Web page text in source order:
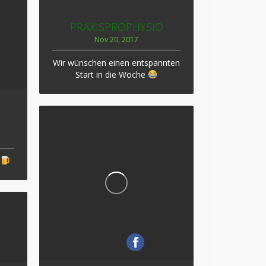
PRAXISPROPHYSIO
Nov 20, 2017
Wir wünschen einen entspannten
Start in die Woche